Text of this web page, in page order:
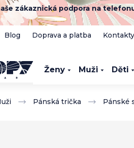
zákaznická podpora na
Blog Doprava a platba Kontakty
Ženy Muži Děti
Pánská trička Pánské